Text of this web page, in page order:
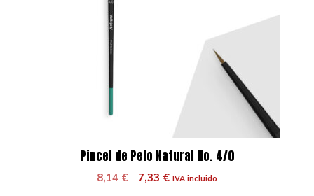
Pincel de Pelo Natural No. 4/0
8,14€
El
7,33 €ElIVA incluido